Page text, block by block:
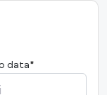
data*